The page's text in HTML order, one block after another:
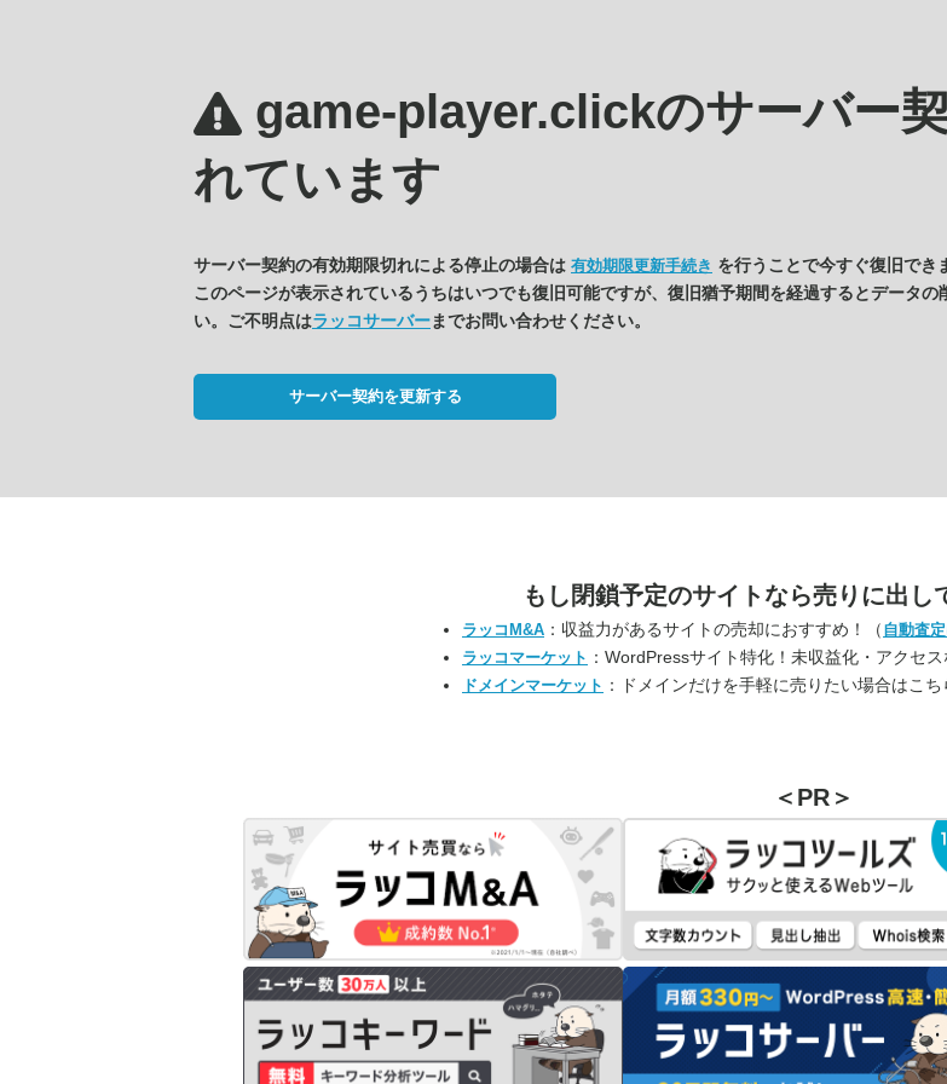
game-player.clickのサーバー
れています
サーバー契約の有効期限切れによる停止の場合は 有効期限更新手続き を行うことで今すぐ復旧でき
このページが表示されているうちはいつでも復旧可能ですが、復旧猶予期間を経過するとデータの
い。ご不明点はラッコサーバーまでお問い合わせください。
サーバー契約を更新する
もし閉鎖予定のサイトなら売りに出し
ラッコM&A ：収益力があるサイトの売却におすすめ！（ 自動査
ラッコマーケット ：WordPressサイト特化！未収益化・アクセ
ドメインマーケット ：ドメインだけを手軽に売りたい場合はこち
＜PR＞